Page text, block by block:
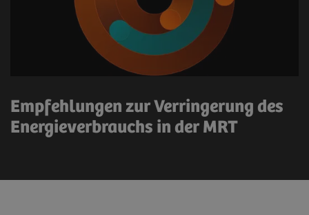
Empfehlungen zur Verringerung des
Energieverbrauchs in der MRT